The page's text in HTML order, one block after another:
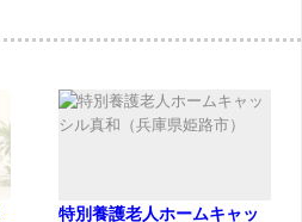
特別養護老人ホームキャッ